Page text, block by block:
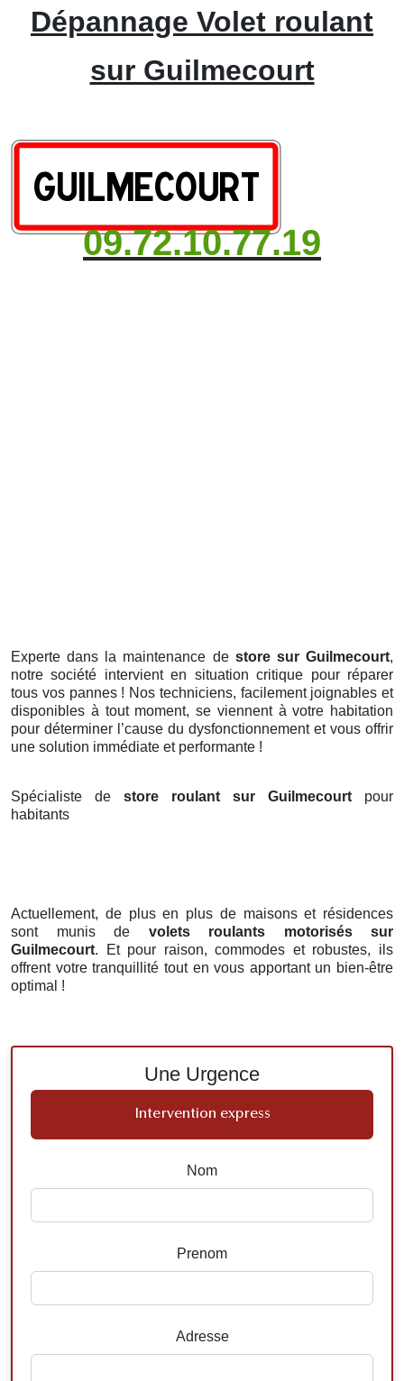
Dépannage Volet roulant
sur Guilmecourt
09.72.10.77.19
Experte dans la maintenance de store sur Guilmecourt,
notre société intervient en situation critique pour réparer
tous vos pannes ! Nos techniciens, facilement joignables et
disponibles à tout moment, se viennent à votre habitation
pour déterminer l’cause du dysfonctionnement et vous offrir
une solution immédiate et performante !
Spécialiste de store roulant sur Guilmecourt pour
habitants
Actuellement, de plus en plus de maisons et résidences
sont munis de volets roulants motorisés
sur
Guilmecourt. Et pour raison, commodes et robustes, ils
offrent votre tranquillité tout en vous apportant un bien-être
optimal !
Une Urgence
Intervention express
Nom
Prenom
Adresse